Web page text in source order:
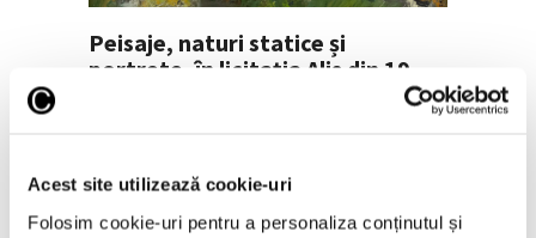
Acest site utilizează cookie-uri
Folosim cookie-uri pentru a personaliza conținutul și
Peisaje, naturi statice și
portrete, în licitația Alis din 19